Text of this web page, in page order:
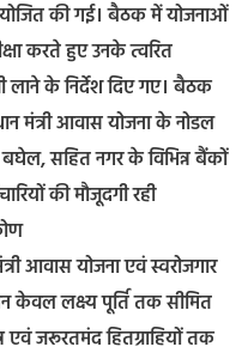
की गई। बैठक में योजनाओं
करते हुए उनके त्वरित
लाने के निर्देश दिए गए। बैठक
मंत्री आवास योजना के नोडल
सहित नगर के विभिन्न बैंकों
की मौजूदगी रही
आवास योजना एवं स्वरोजगार
केवल लक्ष्य पूर्ति तक सीमित
एवं जरूरतमंद हितग्राहियों तक